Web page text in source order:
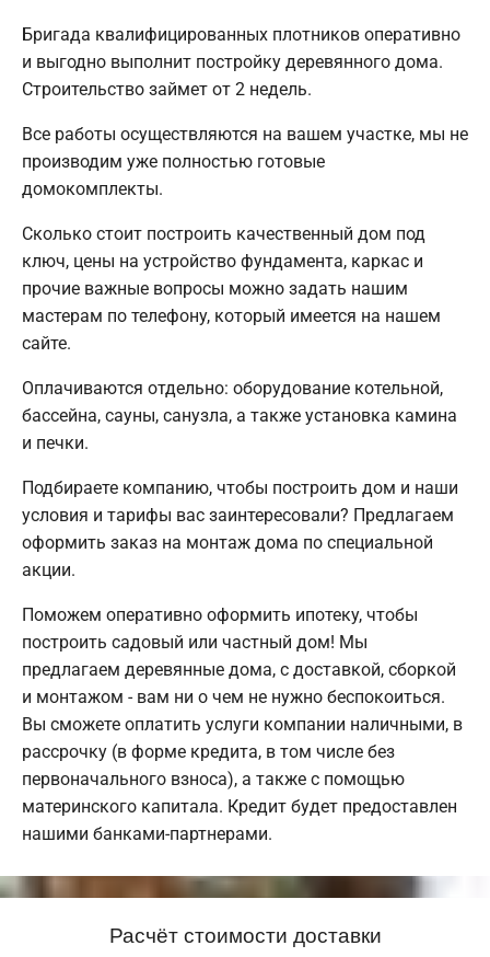
Бригада квалифицированных плотников оперативно
и выгодно выполнит постройку деревянного дома.
Строительство займет от 2 недель.
Все работы осуществляются на вашем участке, мы не
производим уже полностью готовые
домокомплекты.
Сколько стоит построить качественный дом под
ключ, цены на устройство фундамента, каркас и
прочие важные вопросы можно задать нашим
мастерам по телефону, который имеется на нашем
сайте.
Оплачиваются отдельно: оборудование котельной,
бассейна, сауны, санузла, а также установка камина
и печки.
Подбираете компанию, чтобы построить дом и наши
условия и тарифы вас заинтересовали? Предлагаем
оформить заказ на монтаж дома по специальной
акции.
Поможем оперативно оформить ипотеку, чтобы
построить садовый или частный дом! Мы
предлагаем деревянные дома, с доставкой, сборкой
и монтажом - вам ни о чем не нужно беспокоиться.
Вы сможете оплатить услуги компании наличными, в
рассрочку (в форме кредита, в том числе без
первоначального взноса), а также с помощью
материнского капитала. Кредит будет предоставлен
нашими банками-партнерами.
Расчёт стоимости доставки